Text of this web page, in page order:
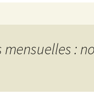
mensuelles :